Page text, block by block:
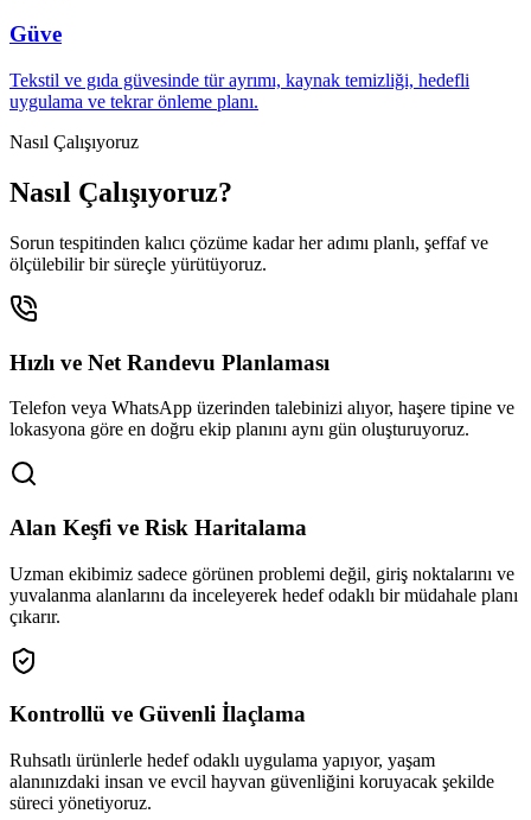
Güve
Tekstil ve gıda güvesinde tür ayrımı, kaynak temizliği, hedefli
uygulama ve tekrar önleme planı.
Nasıl Çalışıyoruz
Nasıl Çalışıyoruz?
Sorun tespitinden kalıcı çözüme kadar her adımı planlı, şeffaf ve
ölçülebilir bir süreçle yürütüyoruz.
Hızlı ve Net Randevu Planlaması
Telefon veya WhatsApp üzerinden talebinizi alıyor, haşere tipine ve
lokasyona göre en doğru ekip planını aynı gün oluşturuyoruz.
Alan Keşfi ve Risk Haritalama
Uzman ekibimiz sadece görünen problemi değil, giriş noktalarını ve
yuvalanma alanlarını da inceleyerek hedef odaklı bir müdahale planı
çıkarır.
Kontrollü ve Güvenli İlaçlama
Ruhsatlı ürünlerle hedef odaklı uygulama yapıyor, yaşam
alanınızdaki insan ve evcil hayvan güvenliğini koruyacak şekilde
süreci yönetiyoruz.